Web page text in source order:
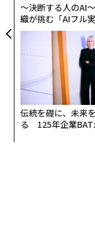
〜決断する人のAI
織が挑む「AIフル
う”企業から“動く
TTドコモビジネス
伝統を礎に、未来
る 125年企業BAT